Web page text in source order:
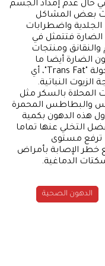
حال عدم إمداد الجسم
بعض المشاكل
واضطرابات
الضارة فتتمثل في
ومنتجات
الضارة أيضا ما
يسمى بالدهون التقابلية أو الدهون المتحولة "Trans Fat"، أي
النباتية.
المحلاة بالسكر مثل
والبطاطس المحمرة
هذه الدهون بكمية
التخلي عنها تماما
ترفع مستوى
خطر الإصابة بأمراض
الدماغية.
الدهون الصحية